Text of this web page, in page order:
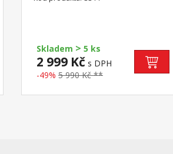
pravou stranu) rozměr zásuvky
klávesnici 8840
Skladem > 5 ks
2 999 Kč s DPH
-49% 5 990 Kč **